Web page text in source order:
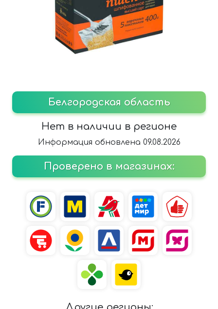
Белгородская область
Нет в наличии в регионе
Информация обновлена 09.08.2026
Проверено в магазинах: